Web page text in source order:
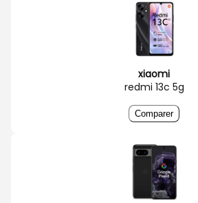
xiaomi
redmi 13c 5g
Comparer